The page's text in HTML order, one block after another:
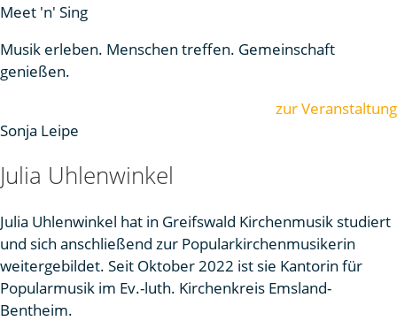
Meet 'n' Sing
Musik erleben. Menschen treffen. Gemeinschaft
genießen.
zur Veranstaltung
Sonja Leipe
Julia Uhlenwinkel
Julia Uhlenwinkel hat in Greifswald Kirchenmusik studiert
und sich anschließend zur Popularkirchenmusikerin
weitergebildet. Seit Oktober 2022 ist sie Kantorin für
Popularmusik im Ev.-luth. Kirchenkreis Emsland-
Bentheim.